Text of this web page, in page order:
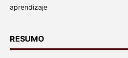
aprendizaje
RESUMO